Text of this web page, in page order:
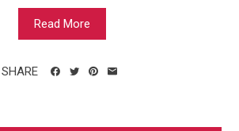
Read More
SHARE